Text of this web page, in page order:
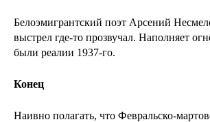
Белоэмигрантский поэт Арсений
выстрел где-то прозвучал. Наполняет
были реалии 1937-го.
Конец
Наивно полагать, что Февральско-